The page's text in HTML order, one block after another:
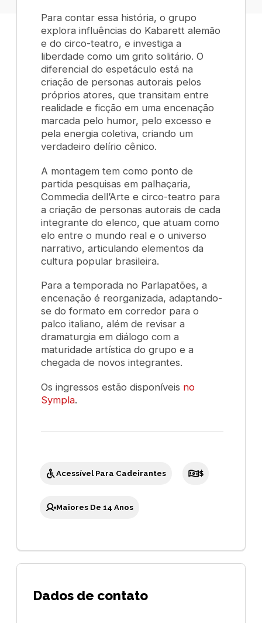
Para contar essa história, o grupo
explora influências do Kabarett alemão
e do circo-teatro, e investiga a
liberdade como um grito solitário. O
diferencial do espetáculo está na
criação de personas autorais pelos
próprios atores, que transitam entre
realidade e ficção em uma encenação
marcada pelo humor, pelo excesso e
pela energia coletiva, criando um
verdadeiro delírio cênico.
A montagem tem como ponto de
partida pesquisas em palhaçaria,
Commedia dell’Arte e circo-teatro para
a criação de personas autorais de cada
integrante do elenco, que atuam como
elo entre o mundo real e o universo
narrativo, articulando elementos da
cultura popular brasileira.
Para a temporada no Parlapatões, a
encenação é reorganizada, adaptando-
se do formato em corredor para o
palco italiano, além de revisar a
dramaturgia em diálogo com a
maturidade artística do grupo e a
chegada de novos integrantes.
Os ingressos estão disponíveis no
Sympla.
Acessível Para Cadeirantes $
Maiores De 14 Anos
Dados de contato